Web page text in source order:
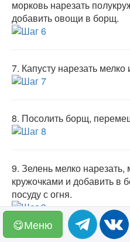
морковь нарезать
добавить овощи в борщ.
7. Капусту нарезать
8. Посолить борщ,
9. Зелень мелко нарезать,
кружочками и добавить в
посуду с огня.
😋Меню